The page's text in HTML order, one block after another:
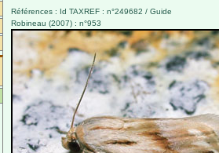
Références : Id TAXREF : n°249682 / Guide
Robineau (2007) : n°953